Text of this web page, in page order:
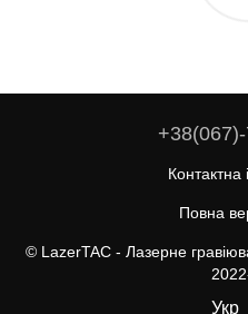
Контактна
Повна
© LazerTAC - Лазерне
Укр